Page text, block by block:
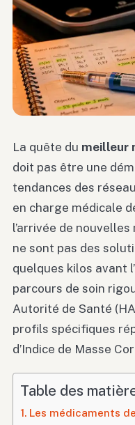
La quête du meilleur
doit pas être une
tendances des
en charge médicale
l’arrivée de
ne sont pas des
quelques kilos avant
parcours de soin
Autorité de Santé
profils spécifiques
d’Indice de Masse
Table des
Les médicaments